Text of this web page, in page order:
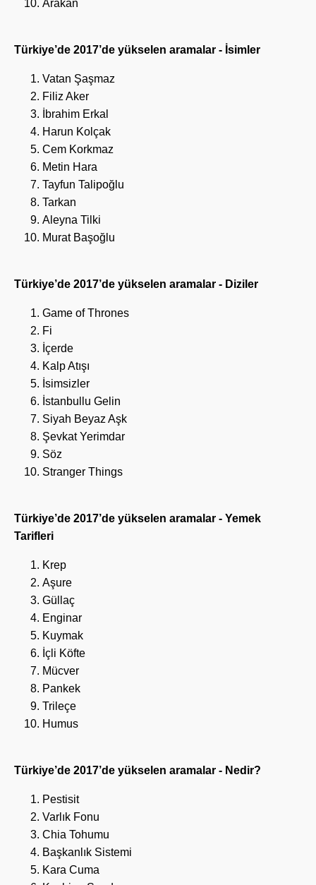
Arakan
Türkiye’de 2017’de yükselen aramalar - İsimler
Vatan Şaşmaz
Filiz Aker
İbrahim Erkal
Harun Kolçak
Cem Korkmaz
Metin Hara
Tayfun Talipoğlu
Tarkan
Aleyna Tilki
Murat Başoğlu
Türkiye’de 2017’de yükselen aramalar - Diziler
Game of Thrones
Fi
İçerde
Kalp Atışı
İsimsizler
İstanbullu Gelin
Siyah Beyaz Aşk
Şevkat Yerimdar
Söz
Stranger Things
Türkiye’de 2017’de yükselen aramalar - Yemek
Tarifleri
Krep
Aşure
Güllaç
Enginar
Kuymak
İçli Köfte
Mücver
Pankek
Trileçe
Humus
Türkiye’de 2017’de yükselen aramalar - Nedir?
Pestisit
Varlık Fonu
Chia Tohumu
Başkanlık Sistemi
Kara Cuma